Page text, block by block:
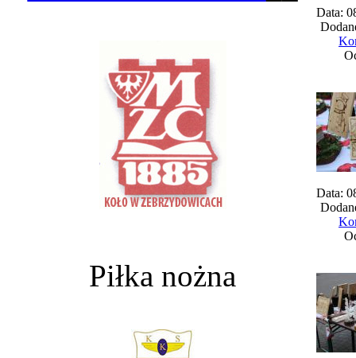
Piłka nożna
Data:
Data: